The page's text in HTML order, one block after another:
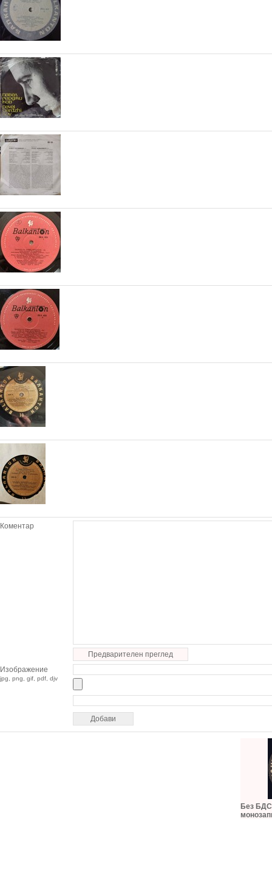
Коментар
Предварителен преглед
Изображение
jpg, png, gif, pdf, djv
Без